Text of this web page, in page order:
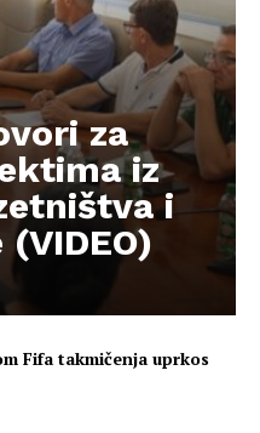
za
iz
i
Fifa takmičenja uprkos